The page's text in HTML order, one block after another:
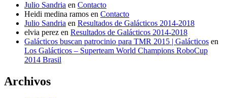
Julio Sandria en Contacto
Heidi medina ramos en Contacto
Julio Sandria en Resultados de Galácticos 2014-2018
elvia perez en Resultados de Galácticos 2014-2018
Galácticos buscan patrocinio para TMR 2015 | Galácticos en
Los Galácticos – Superteam World Champions RoboCup
2014 Brasil
Archivos